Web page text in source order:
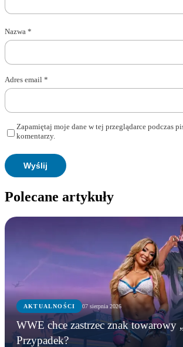
Nazwa *
Adres email *
Zapamiętaj moje dane w tej przeglądarce podczas
komentarzy.
Polecane artykuły
AKTUALNOŚCI 07 sierpnia 2026
WWE chce zastrzec znak towarowy
Przypadek?